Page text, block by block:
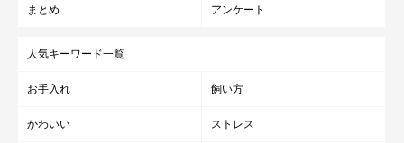
まとめ アンケート
人気キーワード一覧
お手入れ 飼い方
かわいい ストレス